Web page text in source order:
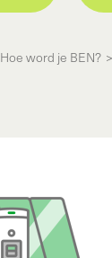
Hoe word je BEN?